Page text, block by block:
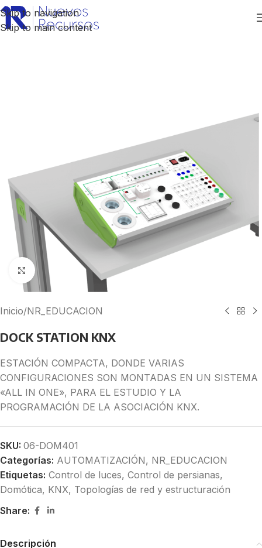
Skip to navigation
Skip to main content
Click to enlarge
Inicio/NR_EDUCACION
DOCK STATION KNX
ESTACIÓN COMPACTA, DONDE VARIAS
CONFIGURACIONES SON MONTADAS EN UN SISTEMA
«ALL IN ONE», PARA EL ESTUDIO Y LA
PROGRAMACIÓN DE LA ASOCIACIÓN KNX.
SKU: 06-DOM401
Categorías: AUTOMATIZACIÓN, NR_EDUCACION
Etiquetas: Control de luces, Control de persianas,
Domótica, KNX, Topologías de red y estructuración
Share:
Descripción